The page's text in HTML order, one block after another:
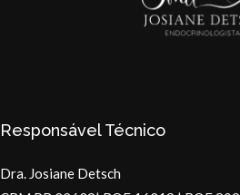
Responsável Técnico
Dra. Josiane Detsch